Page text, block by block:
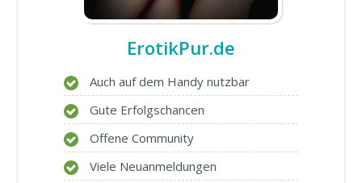
ErotikPur.de
Auch auf dem Handy nutzbar
Gute Erfolgschancen
Offene Community
Viele Neuanmeldungen